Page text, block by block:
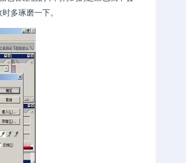
多琢磨一下。